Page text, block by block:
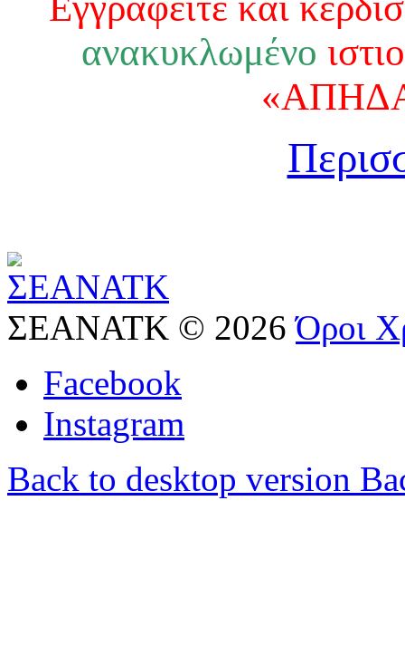
ανακυκλωμένο
ΣΕΑΝΑΤΚ © 2026 Όροι
Facebook
Instagram
Back to desktop version